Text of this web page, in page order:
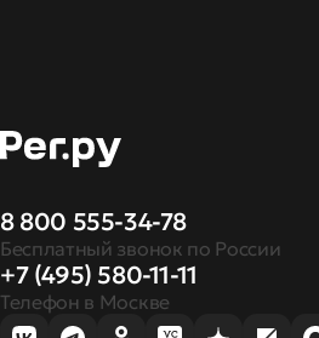
8 800 555-34-78
Бесплатный звонок по России
+7 (495) 580-11-11
Телефон в Москве